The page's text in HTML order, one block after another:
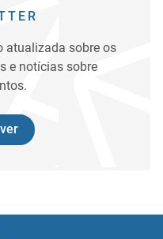
atualizada sobre os
e notícias sobre